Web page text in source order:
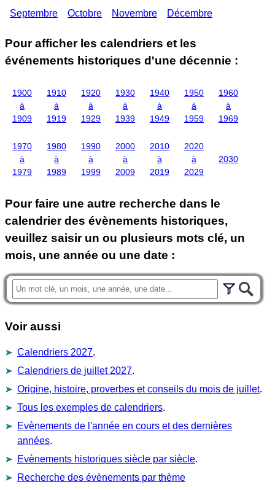
Septembre Octobre Novembre Décembre
Pour afficher les calendriers et les
événements historiques d'une décennie :
1900
à
1909
1910
à
1919
1920
à
1929
1930
à
1939
1940
à
1949
1950
à
1959
1960
à
1969
1970
à
1979
1980
à
1989
1990
à
1999
2000
à
2009
2010
à
2019
2020
à
2029
2030
Pour faire une autre recherche dans le
calendrier des évènements historiques,
veuillez saisir un ou plusieurs mots clé, un
mois, une année ou une date :
Voir aussi
Calendriers 2027.
Calendriers de juillet 2027.
Origine, histoire, proverbes et conseils du mois de juillet.
Tous les exemples de calendriers.
Evènements de l'année en cours et des dernières
années.
Evènements historiques siècle par siècle.
Recherche des évènements par thème